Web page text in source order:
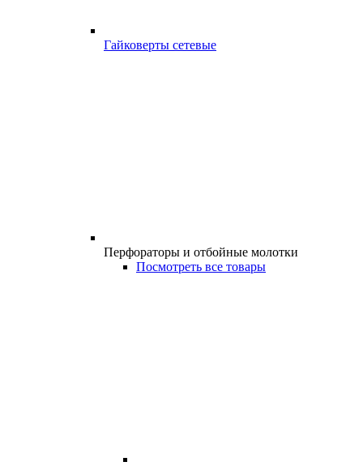
Гайковерты сетевые
Перфораторы и отбойные молотки
Посмотреть все товары